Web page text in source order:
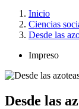
Inicio
Ciencias
Desde las
Impreso
Desde las